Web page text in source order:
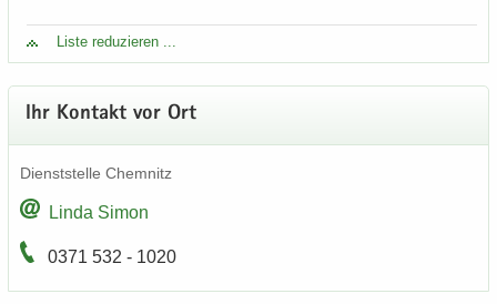
Liste re­du­zie­ren ...
Ihr Kon­takt vor Ort
Dienst­stel­le Chem­nitz
Linda Simon
0371 532 - 1020